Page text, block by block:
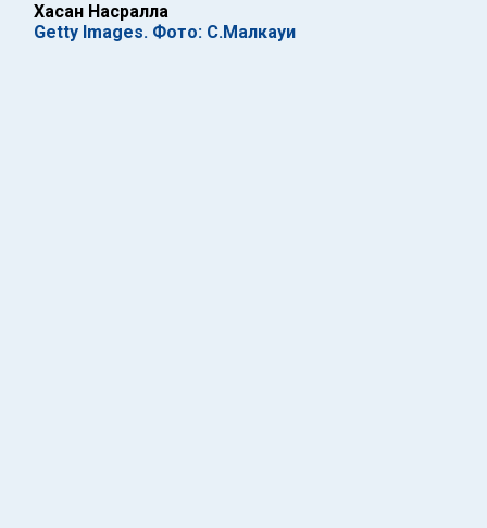
Хасан Насралла
Getty Images. Фото: С.Малкауи